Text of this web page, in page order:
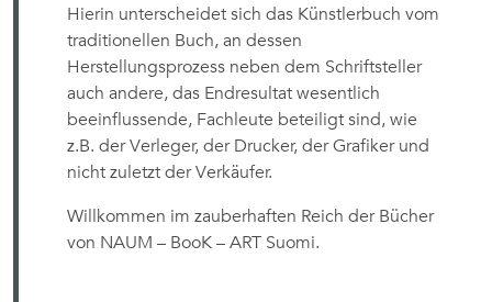
Hierin unterscheidet sich das Künstlerbuch vom
traditionellen Buch, an dessen
Herstellungsprozess neben dem Schriftsteller
auch andere, das Endresultat wesentlich
beeinflussende, Fachleute beteiligt sind, wie
z.B. der Verleger, der Drucker, der Grafiker und
nicht zuletzt der Verkäufer.
Willkommen im zauberhaften Reich der Bücher
von NAUM – BooK – ART Suomi.